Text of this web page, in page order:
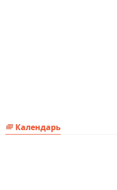
Календарь